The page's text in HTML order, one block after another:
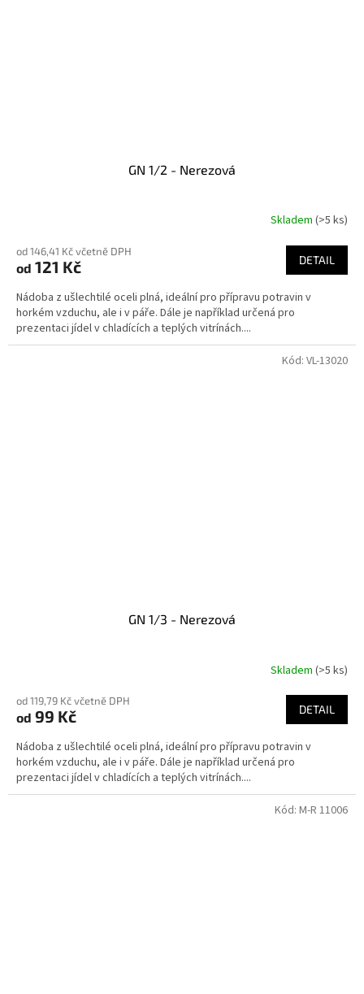
GN 1/2 - Nerezová
Skladem (>5 ks)
od 146,41 Kč včetně DPH
od 121 Kč DETAIL
Nádoba z ušlechtilé oceli plná, ideální pro přípravu potravin v
horkém vzduchu, ale i v páře. Dále je například určená pro
prezentaci jídel v chladících a teplých vitrínách....
GN 1/3 - Nerezová
Skladem (>5 ks)
od 119,79 Kč včetně DPH
od 99 Kč DETAIL
Nádoba z ušlechtilé oceli plná, ideální pro přípravu potravin v
horkém vzduchu, ale i v páře. Dále je například určená pro
prezentaci jídel v chladících a teplých vitrínách....
Kód: VL-13020
Kód: M-R 11006